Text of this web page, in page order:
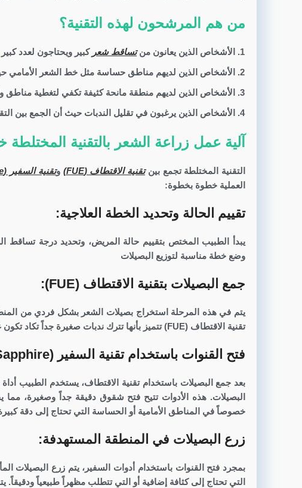
من هم المرشحون لهذه التقنية؟
الأشخاص الذين يعانون منتساقط شعر كبير ويحتاجون لعدد
الأشخاص الذين لديهم مناطق حساسة مثل خط الشعر الأمامي
الأشخاص الذين لديهم منطقة مانحة كثيفة تكفي لتغطية
الأشخاص الذين يرغبون في تقليل الندبات حيث أن الجمع بين
آلية عمل زراعة الشعر بالتقنية
التقنية المختلطة تجمع بينتقنية الاقتطاف (FUE) وتقنية السفير (Sapphire)
العملية خطوة بخطوة:
تقييم الحالة وتحديد الخطة العلاجية:
يبدأ الطبيب المختص بتقييم حالة المريض، وتحديد درجة تساقط
وضع خطة مناسبة لتوزيع البصيلات
جمع البصيلات بتقنية الاقتطاف (FUE):
يتم في هذه المرحلة استخراج بصيلات الشعر بشكل فردي من
تقنية الاقتطاف (FUE) تتميز بأنها تترك ندبات صغيرة جداً تكاد تكون غير مرئية، وهي مثالية لتحضير البصيلات التي سيتم زراعتها.
فتح القنوات باستخدام تقنية السفير (Sapphire):
بعد جمع البصيلات باستخدام تقنية الاقتطاف، يستخدم الطبيب
البصيلات. هذه الأدوات تتيح فتح شقوق دقيقة جداً وصغيرة،
خصوصاً في المناطق الأمامية أو الحساسة التي تحتاج إلى دقة
زرع البصيلات في المنطقة المستهدفة:
بمجرد فتح القنوات باستخدام أدوات السفير، يتم زرع البصيلات
التي تحتاج إلى كثافة إضافية أو التي تتطلب مظهراً طبيعياً